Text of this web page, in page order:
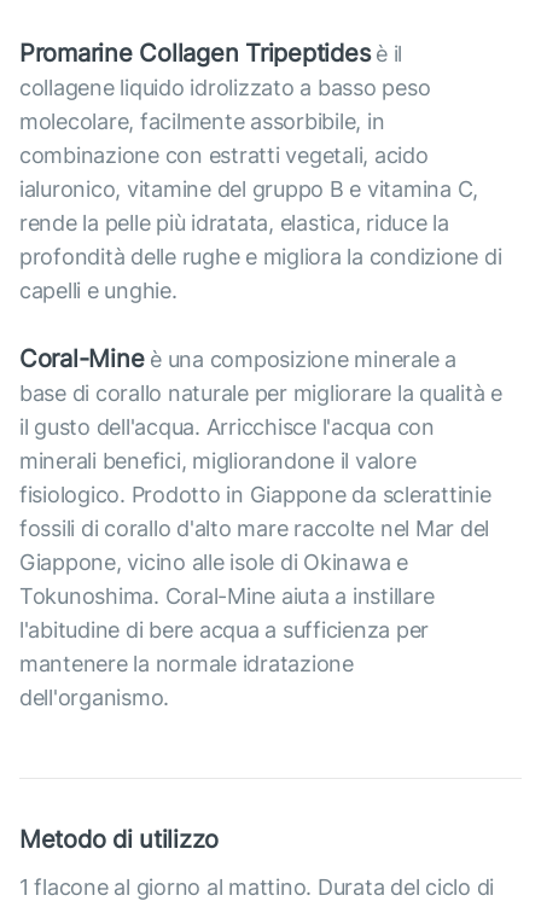
Promarine Collagen Tripeptidesè il
collagene liquido idrolizzato a basso peso
molecolare, facilmente assorbibile, in
combinazione con estratti vegetali, acido
ialuronico, vitamine del gruppo B e vitamina C,
rende la pelle più idratata, elastica, riduce la
profondità delle rughe e migliora la condizione di
capelli e unghie.
Coral-Mineè una composizione minerale a
base di corallo naturale per migliorare la qualità e
il gusto dell'acqua. Arricchisce l'acqua con
minerali benefici, migliorandone il valore
fisiologico. Prodotto in Giappone da sclerattinie
fossili di corallo d'alto mare raccolte nel Mar del
Giappone, vicino alle isole di Okinawa e
Tokunoshima. Coral-Mine aiuta a instillare
l'abitudine di bere acqua a sufficienza per
mantenere la normale idratazione
dell'organismo.
Metodo di utilizzo
1 flacone al giorno al mattino. Durata del ciclo di